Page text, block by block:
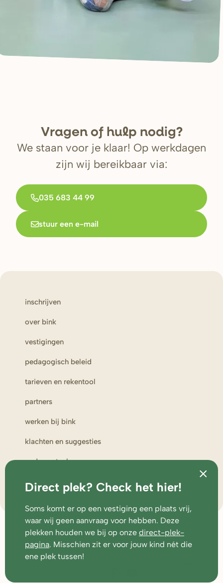
Direct plek? Check het hier!
Soms komt er op een vestiging een plaats vrij,
waar wij geen aanvraag voor hebben. Deze
plekken houden we bij op onze direct-plek-
pagina. Misschien zit er voor jouw kind nét die
ene plek tussen!
Vragen of hulp nodig?
We staan voor je klaar! Op werkdagen
zijn wij bereikbaar via:
035 683 44 99
stuur een e-mail
inschrijven
over bink
vestigingen
pedagogisch beleid
tarieven en rekentool
partners
werken bij bink
klachten en suggesties
ouderportaal
toezicht en medezeggenschap
Footer
veelgestelde vragenvoorwaarden disclaimercookies & privacy
1780ouders beoordelen ons gemiddeld met een